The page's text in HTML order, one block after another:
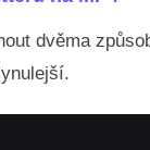
dvěma